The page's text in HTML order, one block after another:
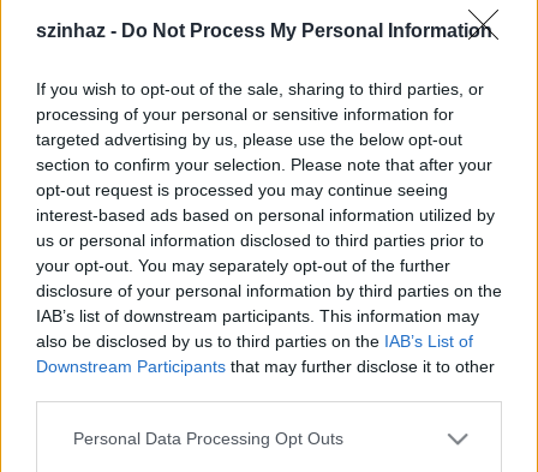
szinhaz - Do Not Process My Personal Information
If you wish to opt-out of the sale, sharing to third parties, or
processing of your personal or sensitive information for
targeted advertising by us, please use the below opt-out
section to confirm your selection. Please note that after your
opt-out request is processed you may continue seeing
interest-based ads based on personal information utilized by
us or personal information disclosed to third parties prior to
your opt-out. You may separately opt-out of the further
disclosure of your personal information by third parties on the
IAB’s list of downstream participants. This information may
also be disclosed by us to third parties on the IAB’s List of
Downstream Participants that may further disclose it to other
Please note that this website/app uses one or more Google
Personal Data Processing Opt Outs
szimfóniájára Markó Iván és Keveházi Gábor
táncprodukciót.
A két kitüntetett, Éberwein RóbertésBadics
Andráséletútjukról beszélnek.
Mikroport csúcstechnika aBudaörsi Passió
szabadtéri produkcióján. A hatalmas méretű,
dimbes-dombos terep-színpad nagy kihívást
jelentett a szereplők hangosításában.
Műszaki újdonságokról a folyóirat SCENI-TECH
2006. Színháztechnikai Találkozó és Kiállítás
alkalmából összeállított mellékletben olvashatunk.
Békéscsabai Jókai Színház szeptember elején várja a
szakma képviselőit.
A látványtervezés már nem szűkíthető le a színházi
díszlet- és jelmeztervezésre. A fotó, videó, animáció